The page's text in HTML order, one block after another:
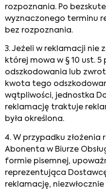
rozpoznania. Po
wyznaczonego terminu
bez rozpoznania.
3. Jeżeli w reklamacji nie
której mowa w § 10 ust.
odszkodowania lub
kwota tego
wątpliwości, jednostka
reklamację traktuje
była określona.
4. W przypadku złożenia
Abonenta w Biurze
formie pisemnej,
reprezentująca
reklamację,